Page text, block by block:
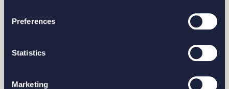
Preferences
Statistics
Marketing